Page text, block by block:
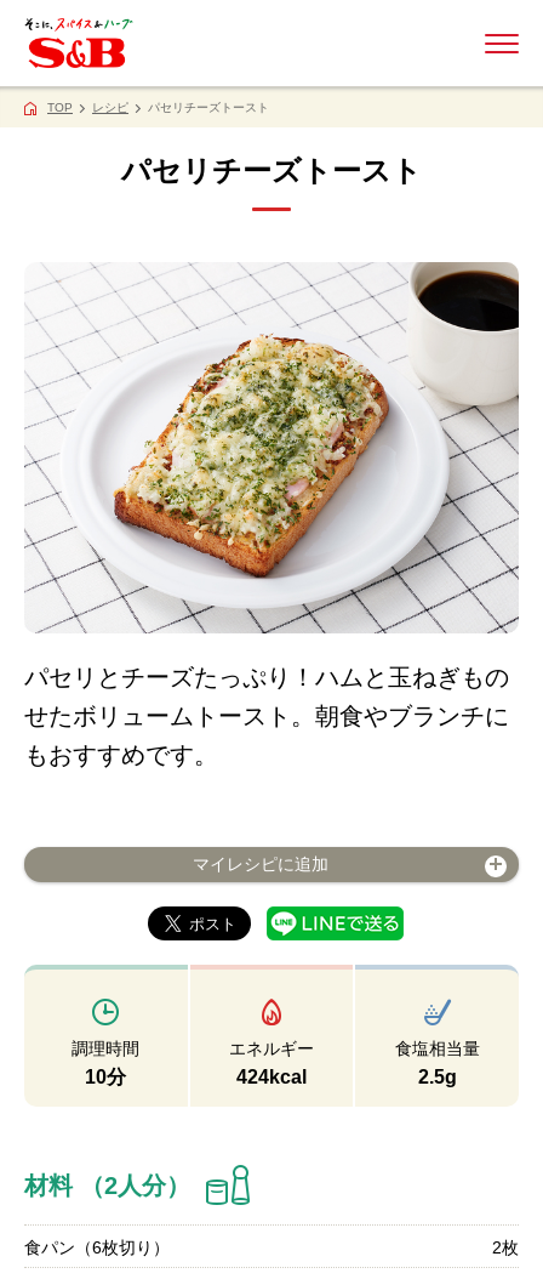
TOP レシピ パセリチーズトースト
パセリチーズトースト
パセリとチーズたっぷり！ハムと玉ねぎもの
せたボリュームトースト。朝食やブランチに
もおすすめです。
マイレシピに追加
調理時間
10分
エネルギー
424kcal
食塩相当量
2.5g
材料 （2人分）
食パン（6枚切り） 2枚